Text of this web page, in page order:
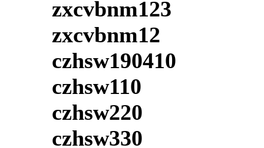
zxcvbnm123
zxcvbnm12
czhsw190410
czhsw110
czhsw220
czhsw330